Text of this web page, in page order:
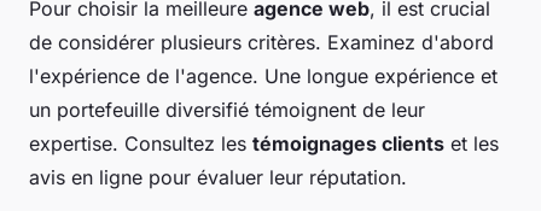
Pour choisir la meilleure agence web, il est crucial
de considérer plusieurs critères. Examinez d'abord
l'expérience de l'agence. Une longue expérience et
un portefeuille diversifié témoignent de leur
expertise. Consultez les témoignages clients et les
avis en ligne pour évaluer leur réputation.